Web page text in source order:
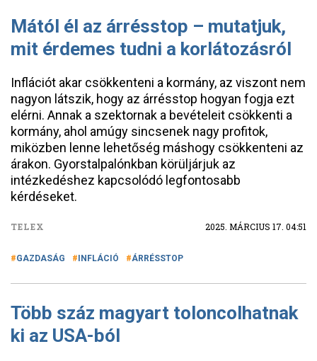
Mától él az árrésstop – mutatjuk,
mit érdemes tudni a korlátozásról
Inflációt akar csökkenteni a kormány, az viszont nem
nagyon látszik, hogy az árrésstop hogyan fogja ezt
elérni. Annak a szektornak a bevételeit csökkenti a
kormány, ahol amúgy sincsenek nagy profitok,
miközben lenne lehetőség máshogy csökkenteni az
árakon. Gyorstalpalónkban körüljárjuk az
intézkedéshez kapcsolódó legfontosabb
kérdéseket.
TELEX 2025. MÁRCIUS 17. 04:51
GAZDASÁG INFLÁCIÓ ÁRRÉSSTOP
Több száz magyart toloncolhatnak
ki az USA-ból